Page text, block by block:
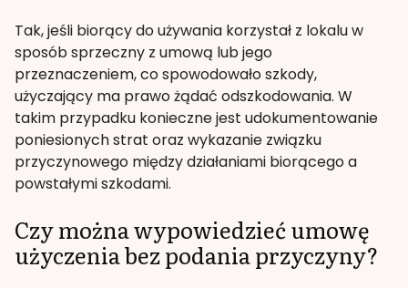
Tak, jeśli biorący do używania korzystał z lokalu w
sposób sprzeczny z umową lub jego
przeznaczeniem, co spowodowało szkody,
użyczający ma prawo żądać odszkodowania. W
takim przypadku konieczne jest udokumentowanie
poniesionych strat oraz wykazanie związku
przyczynowego między działaniami biorącego a
powstałymi szkodami.
Czy można wypowiedzieć umowę
użyczenia bez podania przyczyny?